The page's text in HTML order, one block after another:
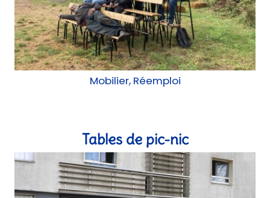
Mobilier, Réemploi
Tables de pic-nic